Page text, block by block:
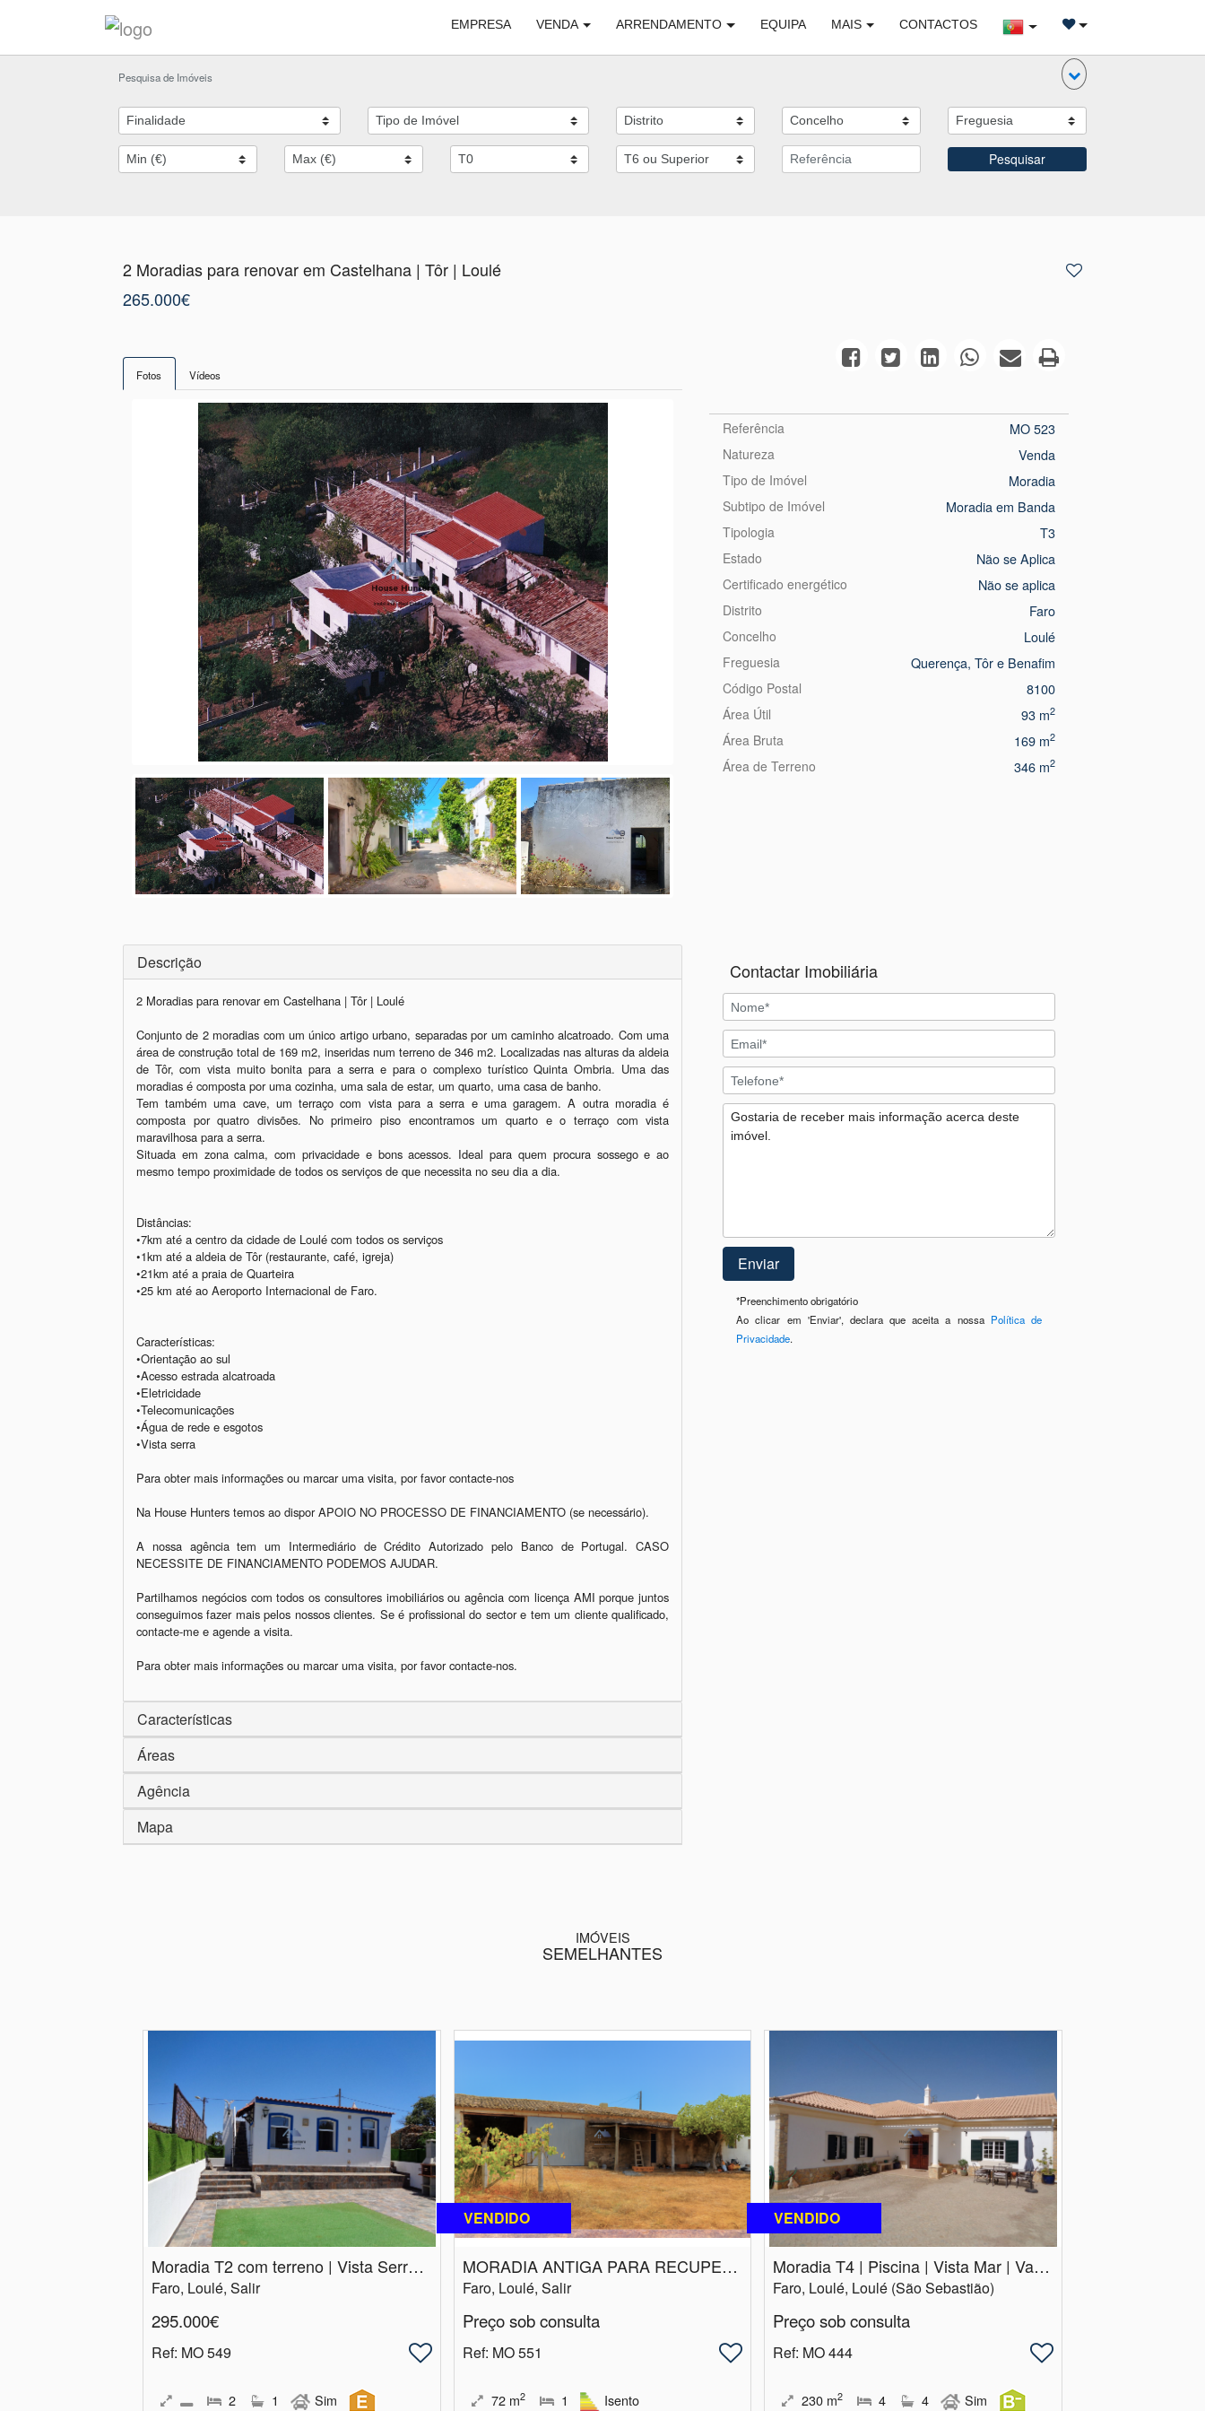
EMPRESA VENDA ARRENDAMENTO EQUIPA MAIS CONTACTOS
Pesquisa de Imóveis
Pesquisar
2 Moradias para renovar em Castelhana | Tôr | Loulé
265.000€
Fotos Vídeos
Referência MO 523
Natureza Venda
Tipo de Imóvel Moradia
Subtipo de Imóvel Moradia em Banda
Tipologia T3
Estado Não se Aplica
Certificado energético Não se aplica
Distrito Faro
Concelho Loulé
Freguesia Querença, Tôr e Benafim
Código Postal 8100
Área Útil 93 m2
Área Bruta 169 m2
Área de Terreno 346 m2
Descrição
2 Moradias para renovar em Castelhana | Tôr | Loulé
Conjunto de 2 moradias com um único artigo urbano, separadas por um caminho alcatroado. Com uma
área de construção total de 169 m2, inseridas num terreno de 346 m2. Localizadas nas alturas da aldeia
de Tôr, com vista muito bonita para a serra e para o complexo turístico Quinta Ombria. Uma das
moradias é composta por uma cozinha, uma sala de estar, um quarto, uma casa de banho.
Tem também uma cave, um terraço com vista para a serra e uma garagem. A outra moradia é
composta por quatro divisões. No primeiro piso encontramos um quarto e o terraço com vista
maravilhosa para a serra.
Situada em zona calma, com privacidade e bons acessos. Ideal para quem procura sossego e ao
mesmo tempo proximidade de todos os serviços de que necessita no seu dia a dia.
Distâncias:
•7km até a centro da cidade de Loulé com todos os serviços
•1km até a aldeia de Tôr (restaurante, café, igreja)
•21km até a praia de Quarteira
•25 km até ao Aeroporto Internacional de Faro.
Características:
•Orientação ao sul
•Acesso estrada alcatroada
•Eletricidade
•Telecomunicações
•Água de rede e esgotos
•Vista serra
Para obter mais informações ou marcar uma visita, por favor contacte-nos
Na House Hunters temos ao dispor APOIO NO PROCESSO DE FINANCIAMENTO (se necessário).
A nossa agência tem um Intermediário de Crédito Autorizado pelo Banco de Portugal. CASO
NECESSITE DE FINANCIAMENTO PODEMOS AJUDAR.
Partilhamos negócios com todos os consultores imobiliários ou agência com licença AMI porque juntos
conseguimos fazer mais pelos nossos clientes. Se é profissional do sector e tem um cliente qualificado,
contacte-me e agende a visita.
Para obter mais informações ou marcar uma visita, por favor contacte-nos.
Características
Áreas
Agência
Mapa
Contactar Imobiliária
*Preenchimento obrigatório
Ao clicar em 'Enviar', declara que aceita a nossa Política de
Privacidade.
IMÓVEIS
SEMELHANTES
Moradia T2 com terreno | Vista Serra de Alganduro | Salir | Loulé
Faro, Loulé, Salir
295.000€
Ref: MO 549
2 1 Sim
VENDIDO
MORADIA ANTIGA PARA RECUPERAR COM LOGRADORO | MALHÃO | LOULÉ
Faro, Loulé, Salir
Preço sob consulta
Ref: MO 551
72 m2 1 Isento
VENDIDO
Moradia T4 | Piscina | Vista Mar | Vale Telheiro | Loulé
Faro, Loulé, Loulé (São Sebastião)
Preço sob consulta
Ref: MO 444
230 m2 4 4 Sim